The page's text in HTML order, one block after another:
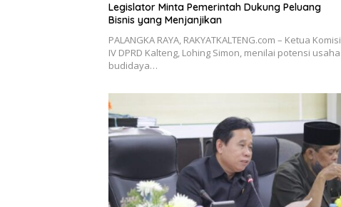
Legislator Minta Pemerintah Dukung Peluang
Bisnis yang Menjanjikan
PALANGKA RAYA, RAKYATKALTENG.com – Ketua Komisi
IV DPRD Kalteng, Lohing Simon, menilai potensi usaha
budidaya…